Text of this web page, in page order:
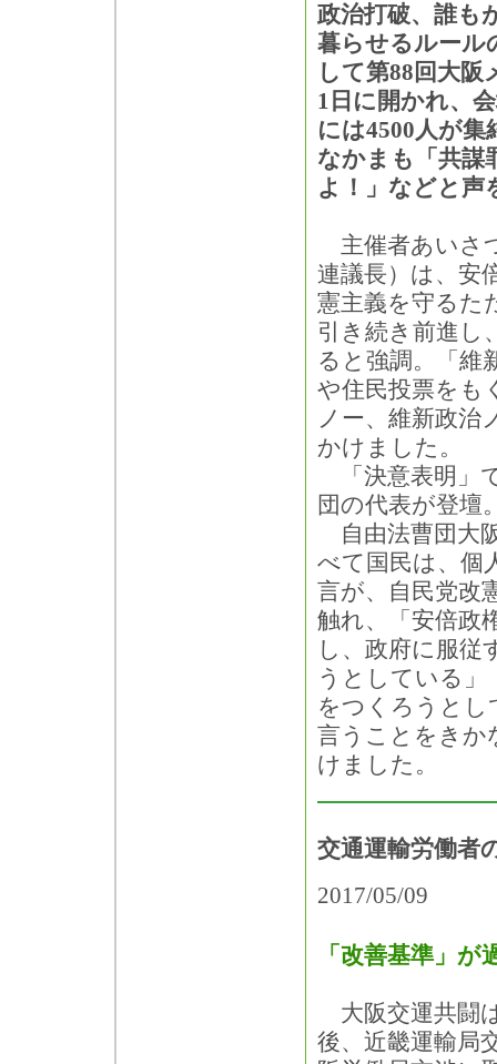
政治打破、誰も
暮らせるルール
して第88回大阪
1日に開かれ、
には4500人が集
なかまも「共謀
よ！」などと声
主催者あいさ
連議長）は、安
憲主義を守るた
引き続き前進し
ると強調。「維
や住民投票をも
ノー、維新政治
かけました。
「決意表明」
団の代表が登壇
自由法曹団大
べて国民は、個
言が、自民党改
触れ、「安倍政
し、政府に服従
うとしている」
をつくろうとし
言うことをきか
けました。
交通運輸労働者
2017/05/09
「改善基準」が
大阪交運共闘
後、近畿運輸局